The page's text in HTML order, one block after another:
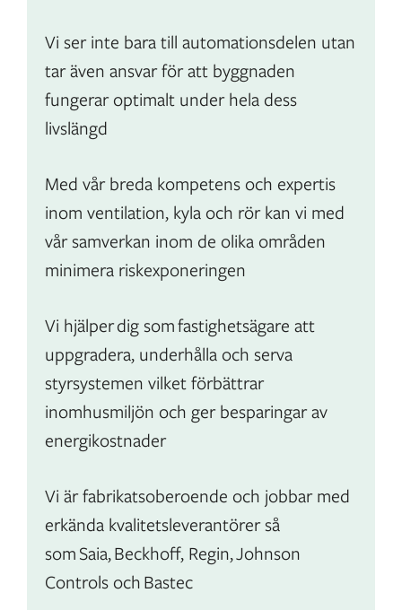
Vi ser inte bara till automationsdelen utan
tar även ansvar för att byggnaden
fungerar optimalt under hela dess
livslängd
Med vår breda kompetens och expertis
inom ventilation, kyla och rör kan vi med
vår samverkan inom de olika områden
minimera riskexponeringen
Vi hjälper dig som fastighetsägare att
uppgradera, underhålla och serva
styrsystemen vilket förbättrar
inomhusmiljön och ger besparingar av
energikostnader
Vi är fabrikatsoberoende och jobbar med
erkända kvalitetsleverantörer så
som Saia, Beckhoff, Regin, Johnson
Controls och Bastec